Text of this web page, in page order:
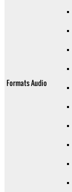
Formats Audio